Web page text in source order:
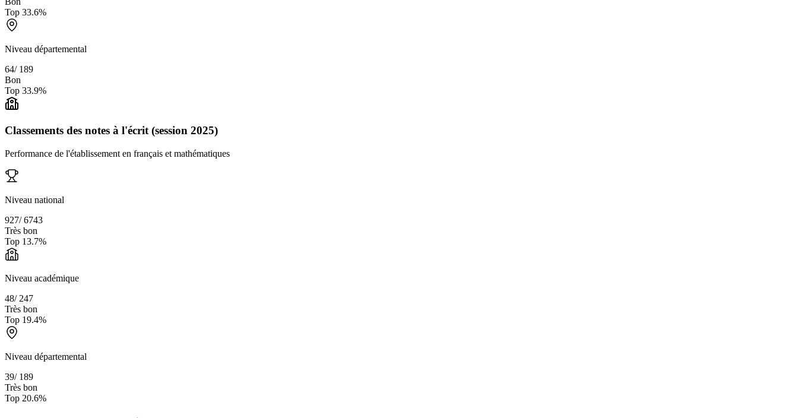
Top 33.6%
Niveau départemental
64/ 189
Bon
Top 33.9%
Classements des notes à l'écrit (session 2025)
Performance de l'établissement en français et mathématiques
Niveau national
927/6743
Très bon
Top 13.7%
Niveau académique
48/ 247
Très bon
Top 19.4%
Niveau départemental
39/ 189
Très bon
Top 20.6%